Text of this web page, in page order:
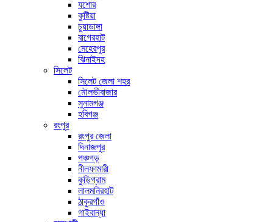
যশোর
কুষ্টিয়া
চুয়াডাঙ্গা
বাগেরহাট
মেহেরপুর
ঝিনাইদহ
সিলেট
সিলেট জেলা শহর
মৌলভীবাজার
সুনামগঞ্জ
হবিগঞ্জ
রংপুর
রংপুর জেলা
দিনাজপুর
পঞ্চগড়
নীলফামারী
কুড়িগ্রাম
লালমনিরহাট
ঠাকুরগাঁও
গাইবান্ধা